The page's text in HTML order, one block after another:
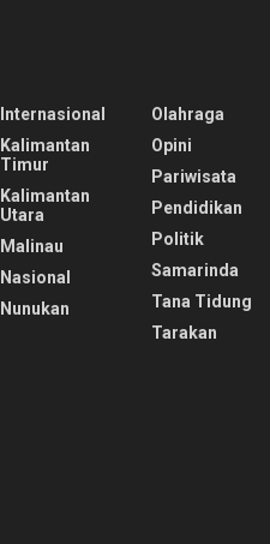
Internasional
Kalimantan
Timur
Kalimantan
Utara
Malinau
Nasional
Nunukan
Olahraga
Opini
Pariwisata
Pendidikan
Politik
Samarinda
Tana Tidung
Tarakan